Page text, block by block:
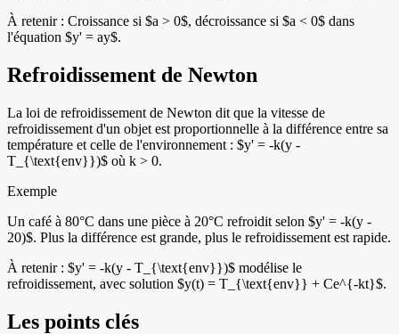
À retenir : Croissance si $a > 0$, décroissance si $a < 0$ dans
l'équation $y' = ay$.
Refroidissement de Newton
La loi de refroidissement de Newton dit que la vitesse de
refroidissement d'un objet est proportionnelle à la différence entre sa
température et celle de l'environnement : $y' = -k(y -
T_{\text{env}})$ où k > 0.
Exemple
Un café à 80°C dans une pièce à 20°C refroidit selon $y' = -k(y -
20)$. Plus la différence est grande, plus le refroidissement est rapide.
À retenir : $y' = -k(y - T_{\text{env}})$ modélise le
refroidissement, avec solution $y(t) = T_{\text{env}} + Ce^{-kt}$.
Les points clés